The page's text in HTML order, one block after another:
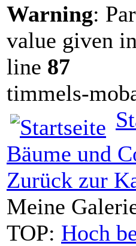
Warning:
value given in
line 87
timmels-
Bäume und
Zurück zur
Meine
TOP: Hoch